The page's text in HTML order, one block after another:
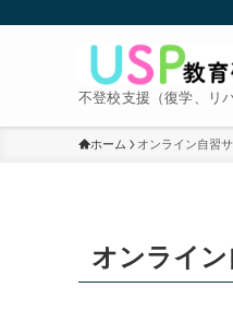
不登校支援（復学、リ
ホーム オンライン自習
オンライ